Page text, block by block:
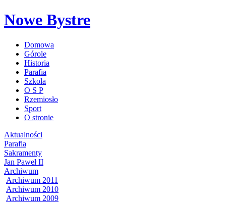
Nowe Bystre
Domowa
Górole
Historia
Parafia
Szkoła
O S P
Rzemiosło
Sport
O stronie
Aktualności
Parafia
Sakramenty
Jan Paweł II
Archiwum
Archiwum 2011
Archiwum 2010
Archiwum 2009